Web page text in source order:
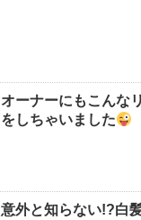
オーナーにもこんな
をしちゃいました
意外と知らない!?白